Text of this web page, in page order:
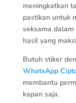
meningkatkan
pastikan untuk
seksama
hasil yang
Butuh stiker
WhatsApp
membantu
kapan saja.